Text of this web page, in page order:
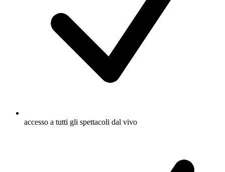
accesso a tutti gli spettacoli dal vivo